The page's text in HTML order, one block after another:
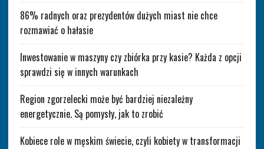
86% radnych oraz prezydentów dużych miast nie chce
rozmawiać o hałasie
Inwestowanie w maszyny czy zbiórka przy kasie? Każda z opcji
sprawdzi się w innych warunkach
Region zgorzelecki może być bardziej niezależny
energetycznie. Są pomysły, jak to zrobić
Kobiece role w męskim świecie, czyli kobiety w transformacji